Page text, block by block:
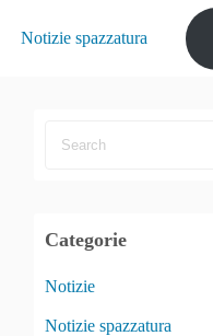
Notizie spazzatura
Categorie
Notizie
Notizie spazzatura